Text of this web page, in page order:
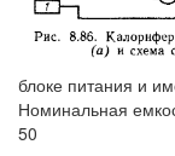
блоке питания и
Номинальная
50